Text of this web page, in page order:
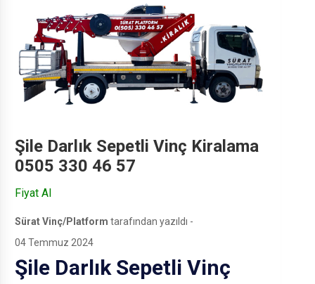
Şile Darlık Sepetli Vinç Kiralama
0505 330 46 57
Fiyat Al
Sürat Vinç/Platform tarafından yazıldı -
04 Temmuz 2024
Şile Darlık Sepetli Vinç